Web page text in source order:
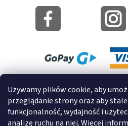
Używamy plików cookie, aby
przeglądanie strony oraz aby
funkcjonalność, wydajność i
analizę ruchu na niej.Więcej
Informacje o